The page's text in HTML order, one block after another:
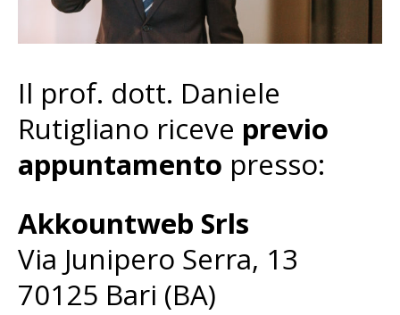
Il prof. dott. Daniele
Rutigliano riceve previo
appuntamento presso:
Akkountweb Srls
Via Junipero Serra, 13
70125 Bari (BA)